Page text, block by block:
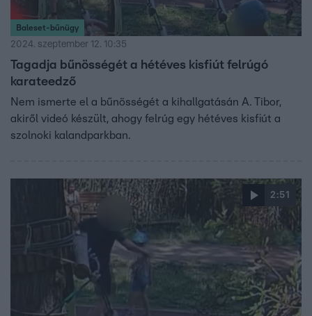
Baleset-bűnügy
2024. szeptember 12. 10:35
Tagadja bűnösségét a hétéves kisfiút felrúgó
karateedző
Nem ismerte el a bűnösségét a kihallgatásán A. Tibor,
akiről videó készült, ahogy felrúg egy hétéves kisfiút a
szolnoki kalandparkban.
2:51